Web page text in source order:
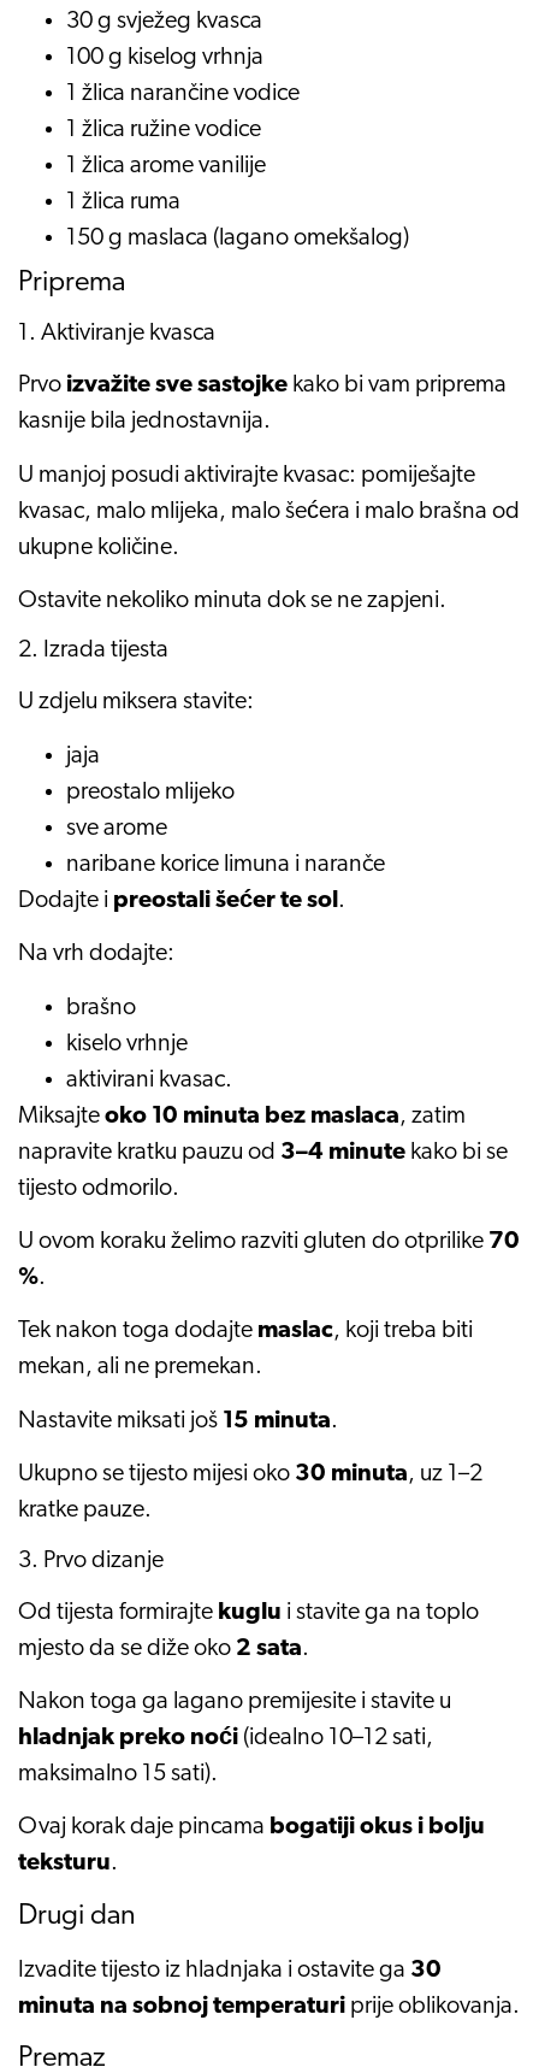
30 g svježeg kvasca
100 g kiselog vrhnja
1 žlica narančine vodice
1 žlica ružine vodice
1 žlica arome vanilije
1 žlica ruma
150 g maslaca (lagano omekšalog)
Priprema
1. Aktiviranje kvasca
Prvo izvažite sve sastojke kako bi vam priprema
kasnije bila jednostavnija.
U manjoj posudi aktivirajte kvasac: pomiješajte
kvasac, malo mlijeka, malo šećera i malo brašna od
ukupne količine.
Ostavite nekoliko minuta dok se ne zapjeni.
2. Izrada tijesta
U zdjelu miksera stavite:
jaja
preostalo mlijeko
sve arome
naribane korice limuna i naranče
Dodajte i preostali šećer te sol .
Na vrh dodajte:
brašno
kiselo vrhnje
aktivirani kvasac.
Miksajte oko 10 minuta bez maslaca, zatim
napravite kratku pauzu od 3–4 minute kako bi se
tijesto odmorilo.
U ovom koraku želimo razviti gluten do otprilike 70
%.
Tek nakon toga dodajte maslac, koji treba biti
mekan, ali ne premekan.
Nastavite miksati još 15 minuta.
Ukupno se tijesto mijesi oko 30 minuta, uz 1–2
kratke pauze.
3. Prvo dizanje
Od tijesta formirajte kuglu i stavite ga na toplo
mjesto da se diže oko 2 sata.
Nakon toga ga lagano premijesite i stavite u
hladnjak preko noći (idealno 10–12 sati,
maksimalno 15 sati).
Ovaj korak daje pincama bogatiji okus i bolju
teksturu.
Drugi dan
Izvadite tijesto iz hladnjaka i ostavite ga 30
minuta na sobnoj temperaturi prije oblikovanja.
Premaz